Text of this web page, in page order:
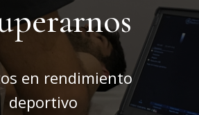
en rendimiento
deportivo